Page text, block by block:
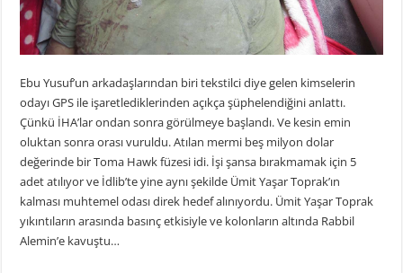
Ebu Yusuf’un arkadaşlarından biri tekstilci diye gelen kimselerin
odayı GPS ile işaretlediklerinden açıkça şüphelendiğini anlattı.
Çünkü İHA’lar ondan sonra görülmeye başlandı. Ve kesin emin
oluktan sonra orası vuruldu. Atılan mermi beş milyon dolar
değerinde bir Toma Hawk füzesi idi. İşi şansa bırakmamak için 5
adet atılıyor ve İdlib’te yine aynı şekilde Ümit Yaşar Toprak’ın
kalması muhtemel odası direk hedef alınıyordu. Ümit Yaşar Toprak
yıkıntıların arasında basınç etkisiyle ve kolonların altında Rabbil
Alemin’e kavuştu…